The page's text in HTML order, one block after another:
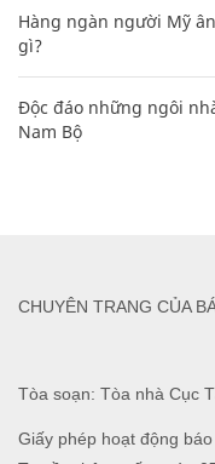
Hàng ngàn người Mỹ
gì?
Độc đáo những ngôi
Nam Bộ
Tòa soạn: Tòa nhà Cục
Giấy phép hoạt động
CHUYÊN TRANG CỦA